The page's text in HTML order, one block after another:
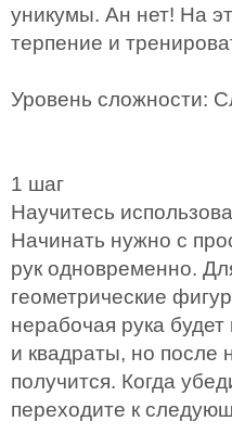
уникумы. Ан нет! На
терпение и
Уровень сложности:
1 шаг
Научитесь
Начинать нужно с
рук одновременно.
геометрические
нерабочая рука
и квадраты, но после
получится. Когда
переходите к